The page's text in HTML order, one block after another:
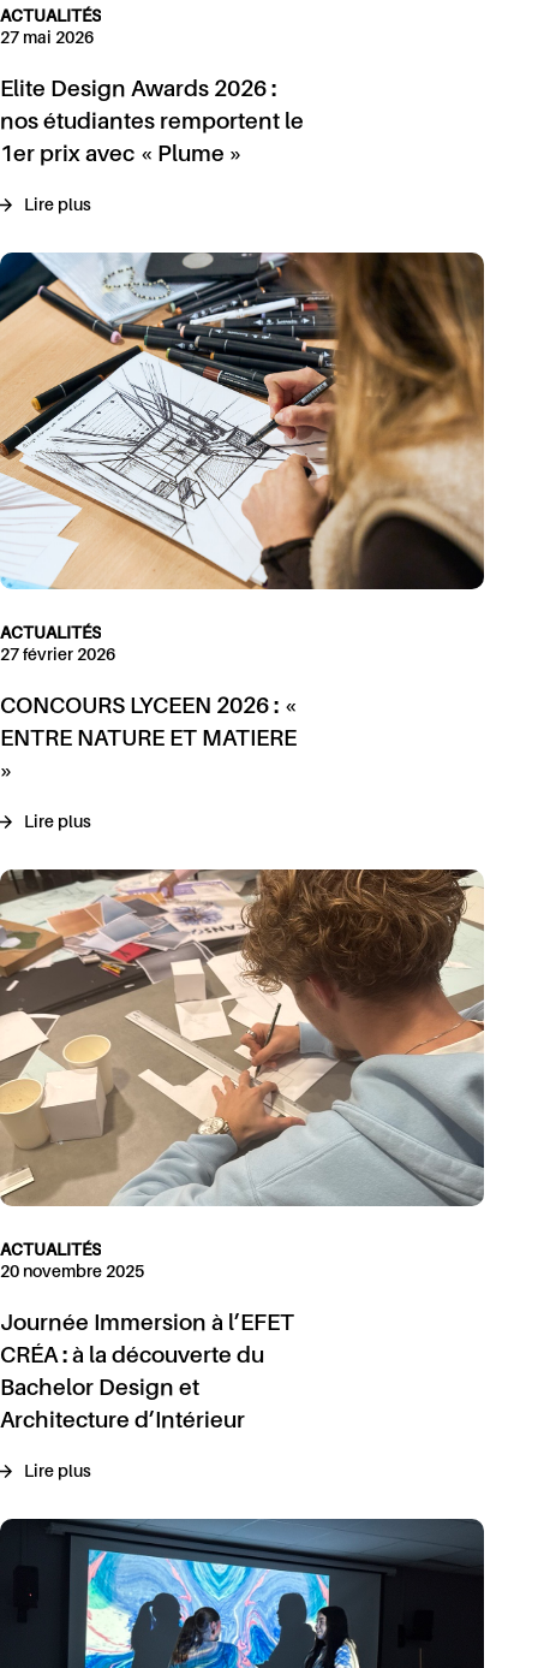
ACTUALITÉS
27 mai 2026
Elite Design Awards 2026 :
nos étudiantes remportent le
1er prix avec « Plume »
Lire plus
ACTUALITÉS
27 février 2026
CONCOURS LYCEEN 2026 : «
ENTRE NATURE ET MATIERE
»
Lire plus
ACTUALITÉS
20 novembre 2025
Journée Immersion à l’EFET
CRÉA : à la découverte du
Bachelor Design et
Architecture d’Intérieur
Lire plus